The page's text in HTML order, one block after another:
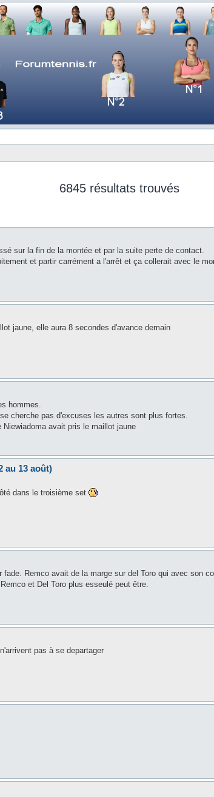
6845 résultats trouvés
sur la fin de la montée et par la suite perte de contact.
et partir carrément a l'arrêt et ça collerait avec le
jaune, elle aura 8 secondes d'avance demain
hommes.
cherche pas d'excuses les autres sont plus fortes.
avait pris le maillot jaune
au 13 août)
dans le troisième set
fade. Remco avait de la marge sur del Toro qui avec son
et Del Toro plus esseulé peut être.
pas à se departager